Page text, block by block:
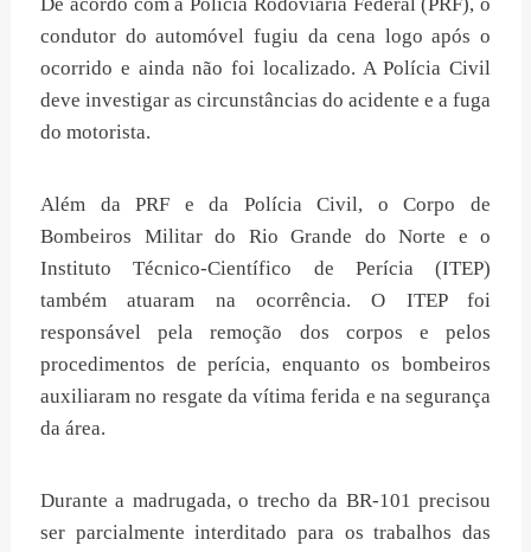
De acordo com a Polícia Rodoviária Federal (PRF), o
condutor do automóvel fugiu da cena logo após o
ocorrido e ainda não foi localizado. A Polícia Civil
deve investigar as circunstâncias do acidente e a fuga
do motorista.
Além da PRF e da Polícia Civil, o Corpo de
Bombeiros Militar do Rio Grande do Norte e o
Instituto Técnico-Científico de Perícia (ITEP)
também atuaram na ocorrência. O ITEP foi
responsável pela remoção dos corpos e pelos
procedimentos de perícia, enquanto os bombeiros
auxiliaram no resgate da vítima ferida e na segurança
da área.
Durante a madrugada, o trecho da BR-101 precisou
ser parcialmente interditado para os trabalhos das